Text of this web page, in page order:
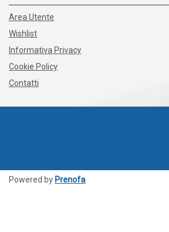
Area Utente
Wishlist
Informativa Privacy
Cookie Policy
Contatti
Powered by Prenofa